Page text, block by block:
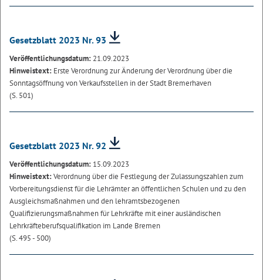
Gesetzblatt 2023 Nr. 93
Veröffentlichungsdatum: 21.09.2023
Hinweistext: Erste Verordnung zur Änderung der Verordnung über die
Sonntagsöffnung von Verkaufsstellen in der Stadt Bremerhaven
(S. 501)
Gesetzblatt 2023 Nr. 92
Veröffentlichungsdatum: 15.09.2023
Hinweistext:Verordnung über die Festlegung der Zulassungszahlen zum
Vorbereitungsdienst für die Lehrämter an öffentlichen Schulen und zu den
Ausgleichsmaßnahmen und den lehramtsbezogenen
Qualifizierungsmaßnahmen für Lehrkräfte mit einer ausländischen
Lehrkräfteberufsqualifikation im Lande Bremen
(S. 495 - 500)